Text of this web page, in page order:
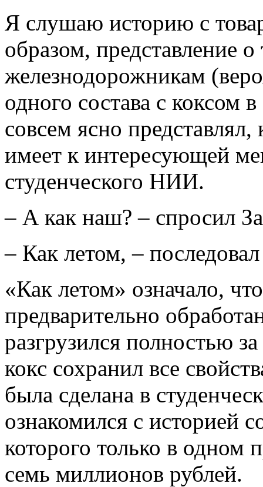
Я слушаю историю с
образом, представление
железнодорожникам
одного состава с коксом
совсем ясно
имеет к интересующей
студенческого НИИ.
– А как наш? – спросил
– Как летом, – последовал
«Как летом» означало,
предварительно
разгрузился полностью
кокс сохранил все
была сделана в
ознакомился с историей
которого только в
семь миллионов рублей.